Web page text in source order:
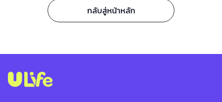
กลับสู่หน้าหลัก